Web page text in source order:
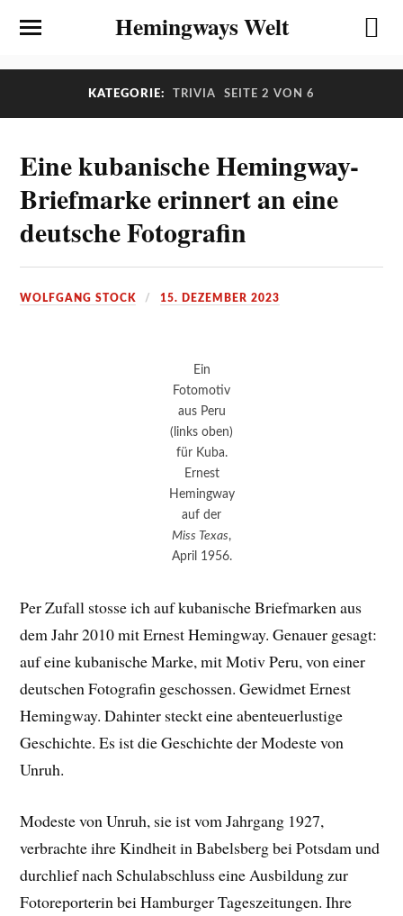
Hemingways Welt
KATEGORIE: TRIVIA SEITE 2 VON 6
Eine kubanische Hemingway-
Briefmarke erinnert an eine
deutsche Fotografin
WOLFGANG STOCK 15. DEZEMBER 2023
Ein
Fotomotiv
aus Peru
(links oben)
für Kuba.
Ernest
Hemingway
auf der
Miss Texas,
April 1956.
Per Zufall stosse ich auf kubanische Briefmarken aus
dem Jahr 2010 mit Ernest Hemingway. Genauer gesagt:
auf eine kubanische Marke, mit Motiv Peru, von einer
deutschen Fotografin geschossen. Gewidmet Ernest
Hemingway. Dahinter steckt eine abenteuerlustige
Geschichte. Es ist die Geschichte der Modeste von
Unruh.
Modeste von Unruh, sie ist vom Jahrgang 1927,
verbrachte ihre Kindheit in Babelsberg bei Potsdam und
durchlief nach Schulabschluss eine Ausbildung zur
Fotoreporterin bei Hamburger Tageszeitungen. Ihre